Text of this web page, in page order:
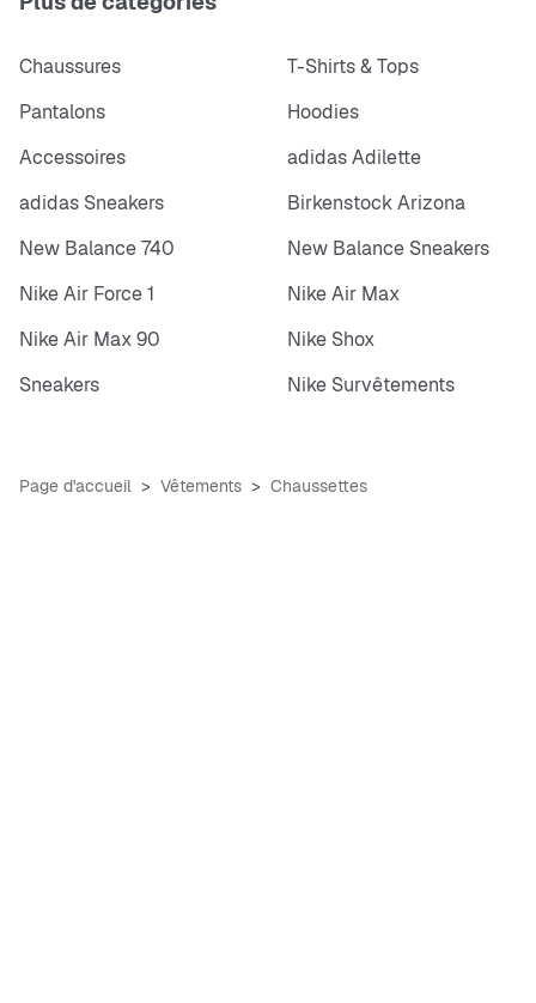
Chaussures
T-Shirts & Tops
Pantalons
Hoodies
Accessoires
adidas Adilette
adidas Sneakers
Birkenstock Arizona
New Balance 740
New Balance Sneakers
Nike Air Force 1
Nike Air Max
Nike Air Max 90
Nike Shox
Sneakers
Nike Survêtements
Page d'accueil Vêtements Chaussettes